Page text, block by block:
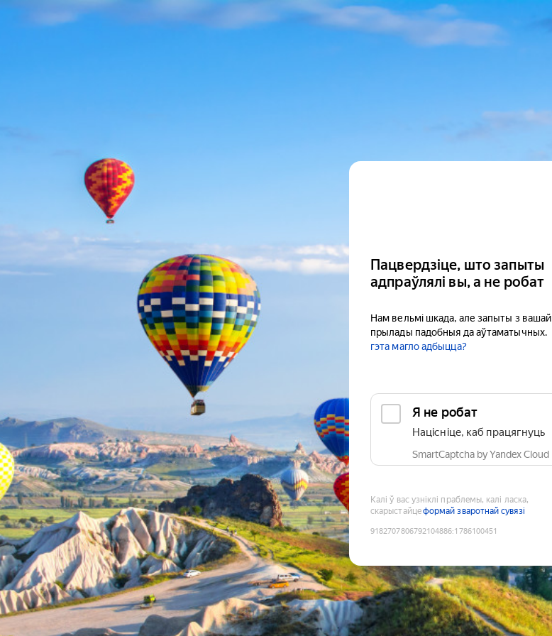
Пацвердзіце, што запыты
адпраўлялі вы, а не робат
Нам вельмі шкада, але запыты з вашай
прылады падобныя да аўтаматычных.
гэта магло адбыцца?
Я не робат
Націсніце, каб працягнуць
SmartCaptcha by Yandex Cloud
Калі ў вас узніклі праблемы, калі ласка,
скарыстайцеформай зваротнай сувязі
9182707806792104886:1786100451